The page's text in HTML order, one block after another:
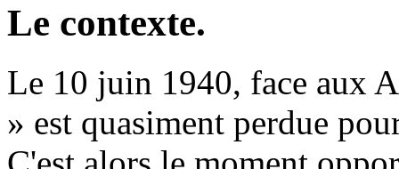
Le contexte.
Le 10 juin 1940, face aux
» est quasiment perdue